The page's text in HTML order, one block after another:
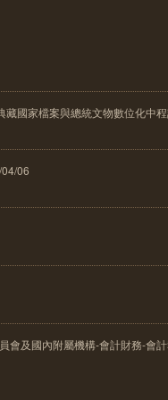
藏國家檔案與總統文物數位化中
06
會及國內附屬機構-會計財務-會